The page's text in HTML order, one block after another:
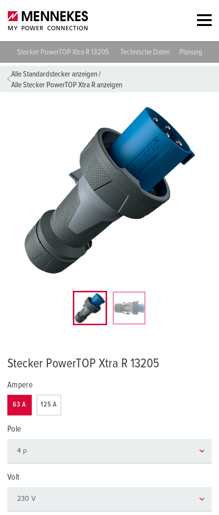
Stecker PowerTOP Xtra R 13205 Technische Daten
Alle Standardstecker anzeigen/
Alle Stecker PowerTOP Xtra R anzeigen
Stecker PowerTOP Xtra R 13205
Ampere
63 A 125 A
Pole
Volt